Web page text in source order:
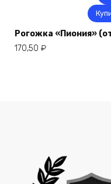
Рогожка «Пиония»
170,50 ₽